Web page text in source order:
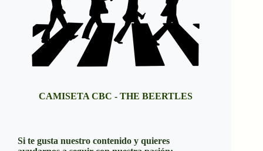
CAMISETA CBC - THE BEERTLES
Si te gusta nuestro contenido y quieres